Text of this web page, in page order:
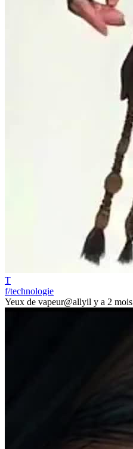
T
f/technologie
Yeux de vapeur@allyil y a 2 mois